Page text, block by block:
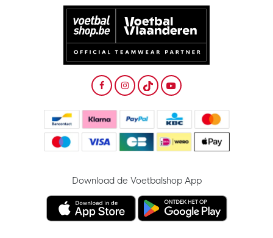
Download de Voetbalshop App